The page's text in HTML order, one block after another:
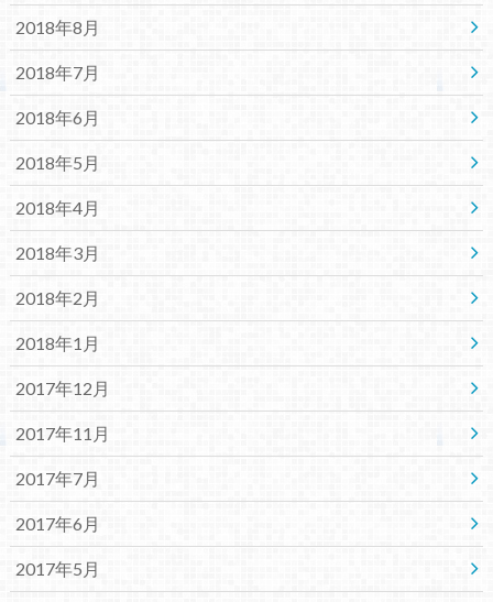
2018年8月
2018年7月
2018年6月
2018年5月
2018年4月
2018年3月
2018年2月
2018年1月
2017年12月
2017年11月
2017年7月
2017年6月
2017年5月